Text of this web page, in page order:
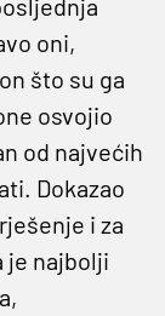
oni,
što su ga
osvojio
od najvećih
Dokazao
i za
je najbolji